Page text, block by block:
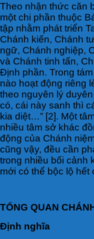
Theo nhận thức căn
một chi phần thuộc
tập nhằm phát triển
Chánh kiến, Chánh
ngữ, Chánh nghiệp,
và Chánh tinh tấn,
Định phần. Trong
nào hoạt động riêng
theo nguyên lý
có, cái này sanh thì
kia diệt…” [2]. Một
nhiều tâm sở khác
động của Chánh
cũng vậy, đều cần
trong nhiều bối cảnh
mới có thể bộc lộ hết
TỔNG QUAN
Định nghĩa